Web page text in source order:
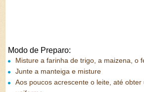
Modo de Preparo:
Misture a farinha de trigo, a maizena, o
Junte a manteiga e misture
Aos poucos acrescente o leite, até